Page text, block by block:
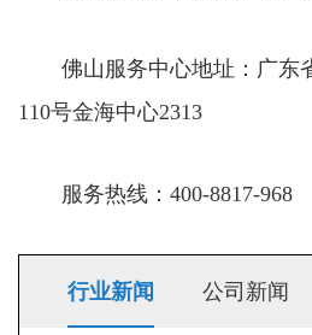
佛山服务中心地址：广东
110号金海中心2313
服务热线：400-8817-968
行业新闻 公司新闻